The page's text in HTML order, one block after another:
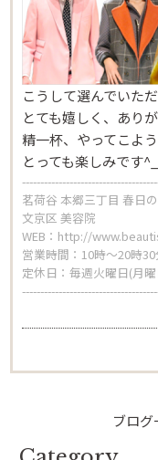
こうして選んでいた
とても嬉しく、あり
精一杯、やってこよ
とっても楽しみです
茗荷谷 本郷三丁目 春日
文京区 美容院
WEB： http://
営業時間：10時～20時
定休日：毎週火曜日(月
ブログ